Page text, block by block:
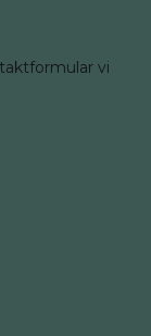
vi